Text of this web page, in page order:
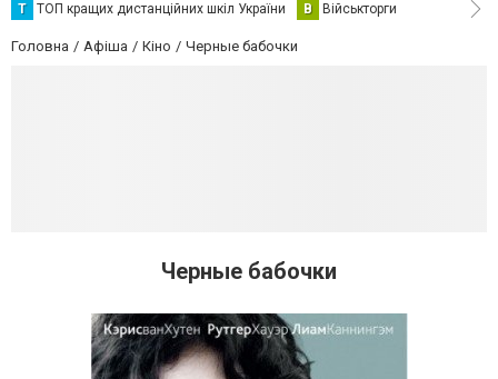
Т ТОП кращих дистанційних шкіл України В Військторги
Головна Афіша Кіно Черные бабочки
Черные бабочки